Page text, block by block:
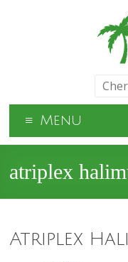
Menu
atriplex
Atriplex